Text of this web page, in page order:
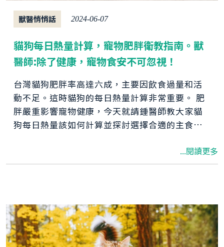
獸醫悄悄話 2024-06-07
貓狗每日熱量計算，寵物肥胖衛教指南。獸
醫師:除了健康，寵物食安不可忽視！
台灣貓狗肥胖率高達六成，主要因飲食過量和活
動不足。這時貓狗的每日熱量計算非常重要。 肥
胖嚴重影響寵物健康，今天就請鍾醫師教大家貓
狗每日熱量該如何計算並探討選擇合適的主食和
...閱讀更多